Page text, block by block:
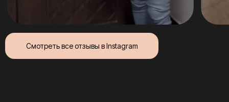
Смотреть все отзывы в Instagram